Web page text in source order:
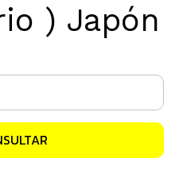
) Japón